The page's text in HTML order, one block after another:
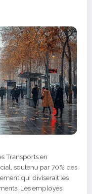
Transports en
soutenu par 70% des
qui diviserait les
Les employés